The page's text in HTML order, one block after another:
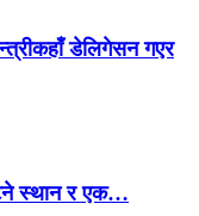
डेलिगेसन गएर
स्थान र एक…